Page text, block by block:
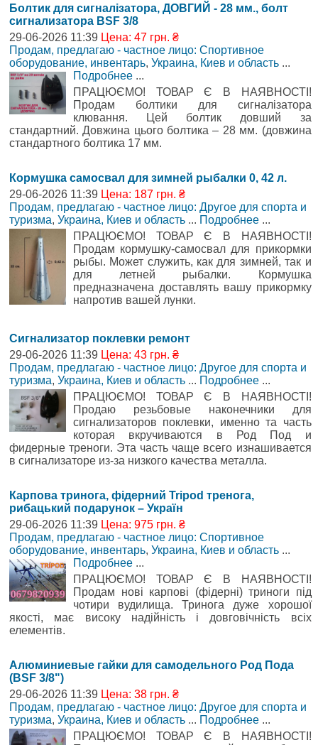
Болтик для сигналізатора, ДОВГИЙ - 28 мм., болт
сигнализатора BSF 3/8
29-06-2026 11:39 Цена: 47 грн. ₴
Продам, предлагаю - частное лицо: Спортивное
оборудование, инвентарь, Украина, Киев и область ...
Подробнее ...
ПРАЦЮЄМО! ТОВАР Є В НАЯВНОСТІ!
Продам болтики для сигналізатора
клювання. Цей болтик довший за
стандартний. Довжина цього болтика – 28 мм. (довжина
стандартного болтика 17 мм.
Кормушка самосвал для зимней рыбалки 0, 42 л.
29-06-2026 11:39 Цена: 187 грн. ₴
Продам, предлагаю - частное лицо: Другое для спорта и
туризма, Украина, Киев и область ... Подробнее ...
ПРАЦЮЄМО! ТОВАР Є В НАЯВНОСТІ!
Продам кормушку-самосвал для прикормки
рыбы. Может служить, как для зимней, так и
для летней рыбалки. Кормушка
предназначена доставлять вашу прикормку
напротив вашей лунки.
Сигнализатор поклевки ремонт
29-06-2026 11:39 Цена: 43 грн. ₴
Продам, предлагаю - частное лицо: Другое для спорта и
туризма, Украина, Киев и область ... Подробнее ...
ПРАЦЮЄМО! ТОВАР Є В НАЯВНОСТІ!
Продаю резьбовые наконечники для
сигнализаторов поклевки, именно та часть
которая вкручиваются в Род Под и
фидерные треноги. Эта часть чаще всего изнашивается
в сигнализаторе из-за низкого качества металла.
Карпова тринога, фідерний Tripod тренога,
рибацький подарунок – Україн
29-06-2026 11:39 Цена: 975 грн. ₴
Продам, предлагаю - частное лицо: Спортивное
оборудование, инвентарь, Украина, Киев и область ...
Подробнее ...
ПРАЦЮЄМО! ТОВАР Є В НАЯВНОСТІ!
Продам нові карпові (фідерні) триноги під
чотири вудилища. Тринога дуже хорошої
якості, має високу надійність і довговічність всіх
елементів.
Алюминиевые гайки для самодельного Род Пода
(BSF 3/8")
29-06-2026 11:39 Цена: 38 грн. ₴
Продам, предлагаю - частное лицо: Другое для спорта и
туризма, Украина, Киев и область ... Подробнее ...
ПРАЦЮЄМО! ТОВАР Є В НАЯВНОСТІ!